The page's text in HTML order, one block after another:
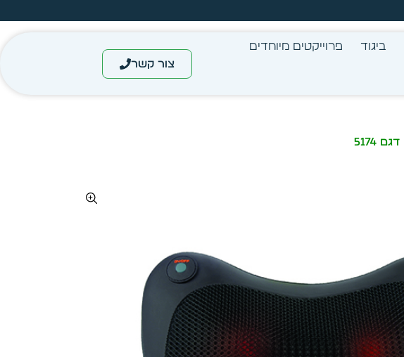
מחיר מיידי- מותאם לפי כמות
ביגוד פרוייקטים מיוחדים
צור קשר